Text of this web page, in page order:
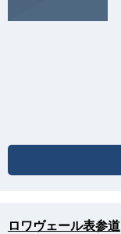
ロワヴェール表参道